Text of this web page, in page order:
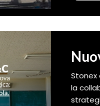
Stonex
la